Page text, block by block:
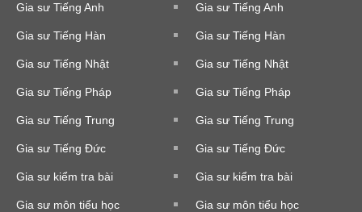
Gia sư Tiếng Anh Gia sư Tiếng Anh
Gia sư Tiếng Hàn Gia sư Tiếng Hàn
Gia sư Tiếng Nhật Gia sư Tiếng Nhật
Gia sư Tiếng Pháp Gia sư Tiếng Pháp
Gia sư Tiếng Trung Gia sư Tiếng Trung
Gia sư Tiếng Đức Gia sư Tiếng Đức
Gia sư kiểm tra bài Gia sư kiểm tra bài
Gia sư môn tiểu học Gia sư môn tiểu học